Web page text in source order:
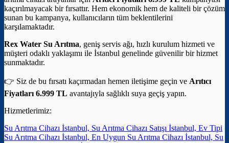
kaçırılmayacak bir fırsattır. Hem ekonomik hem de kaliteli bir çözüm
sunan bu kampanya, kullanıcıların tüm beklentilerini
karşılamaktadır.
Rex Water Su Arıtma, geniş servis ağı, hızlı kurulum hizmeti ve
müşteri odaklı yaklaşımı ile İstanbul genelinde güvenilir bir hizmet
sunmaktadır.
👉 Siz de bu fırsatı kaçırmadan hemen iletişime geçin ve Arıtıcı
Fiyatları 6.999 TL avantajıyla sağlıklı suya geçiş yapın.
Hizmetlerimiz:
Su Arıtma Cihazı İstanbul, Su Arıtma Cihazı Satışı İstanbul, Ev Tipi
Su Arıtma Cihazı İstanbul, En Uygun Su Arıtma Cihazı İstanbul, Su